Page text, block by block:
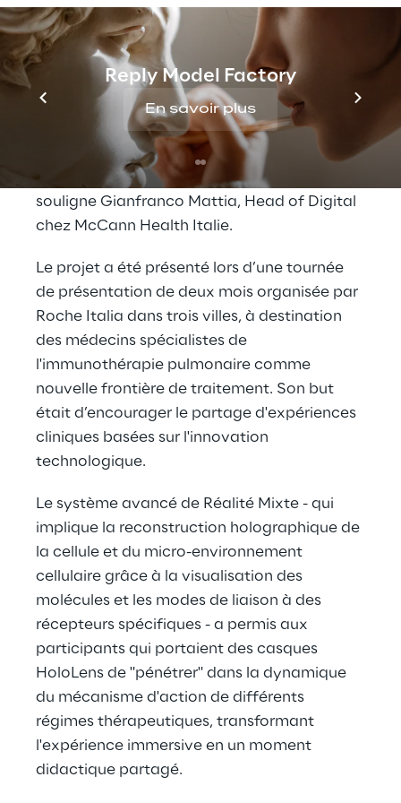
Reply Model Factory
En savoir plus
visualisation 3D et les solutions de réalité
étendue personnalisées. «La Réalité Mixte
permet de définir des projets de formation
plus engageants et efficaces car il est
possible de réaliser des simulations de
processus complexes tout en maintenant
des niveaux élevés d'interaction avec le
contenu et avec tous ses utilisateurs»,
souligne Gianfranco Mattia, Head of Digital
chez McCann Health Italie.
Le projet a été présenté lors d’une tournée
de présentation de deux mois organisée par
Roche Italia dans trois villes, à destination
des médecins spécialistes de
l'immunothérapie pulmonaire comme
nouvelle frontière de traitement. Son but
était d’encourager le partage d'expériences
cliniques basées sur l'innovation
technologique.
Le système avancé de Réalité Mixte - qui
implique la reconstruction holographique de
la cellule et du micro-environnement
cellulaire grâce à la visualisation des
molécules et les modes de liaison à des
récepteurs spécifiques - a permis aux
participants qui portaient des casques
HoloLens de "pénétrer" dans la dynamique
du mécanisme d'action de différents
régimes thérapeutiques, transformant
l'expérience immersive en un moment
didactique partagé.